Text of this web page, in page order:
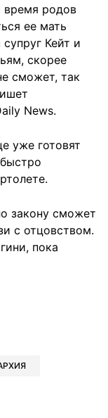
время родов
ее мать
Кейт и
скорее
сможет, так
News.
уже готовят
закону сможет
с отцовством.
пока
в Whatsapp
в Messenger
в LinkedIn
Google news
в Viber
в LinkedIn